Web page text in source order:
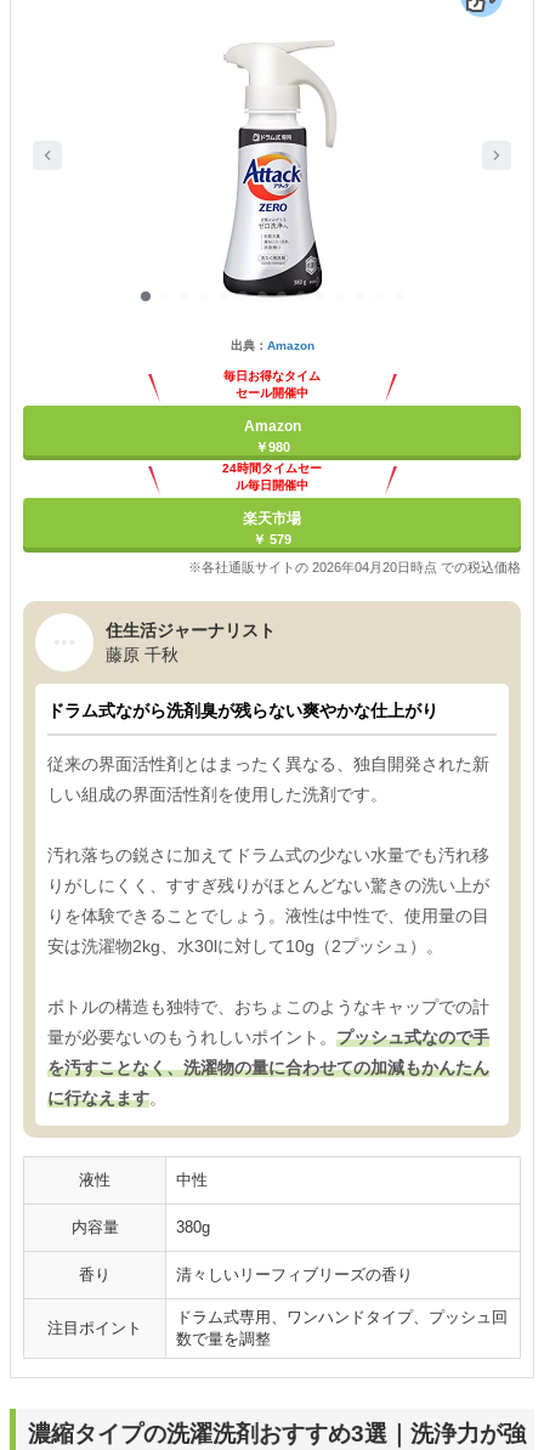
出典： Amazon
毎日お得なタイム
セール開催中
Amazon
￥980
24時間タイムセー
ル毎日開催中
楽天市場
￥ 579
※各社通販サイトの 2026年04月20日時点 での税込価格
住生活ジャーナリスト
藤原 千秋
ドラム式ながら洗剤臭が残らない爽やかな仕上がり
従来の界面活性剤とはまったく異なる、独自開発された新
しい組成の界面活性剤を使用した洗剤です。
汚れ落ちの鋭さに加えてドラム式の少ない水量でも汚れ移
りがしにくく、すすぎ残りがほとんどない驚きの洗い上が
りを体験できることでしょう。液性は中性で、使用量の目
安は洗濯物2kg、水30lに対して10g（2プッシュ）。
ボトルの構造も独特で、おちょこのようなキャップでの計
量が必要ないのもうれしいポイント。 プッシュ式なので手
を汚すことなく、洗濯物の量に合わせての加減もかんたん
に行なえます。
液性 中性
内容量 380g
香り 清々しいリーフィブリーズの香り
注目ポイント
ドラム式専用、ワンハンドタイプ、プッシュ回
数で量を調整
濃縮タイプの洗濯洗剤おすすめ3選｜洗浄力が強